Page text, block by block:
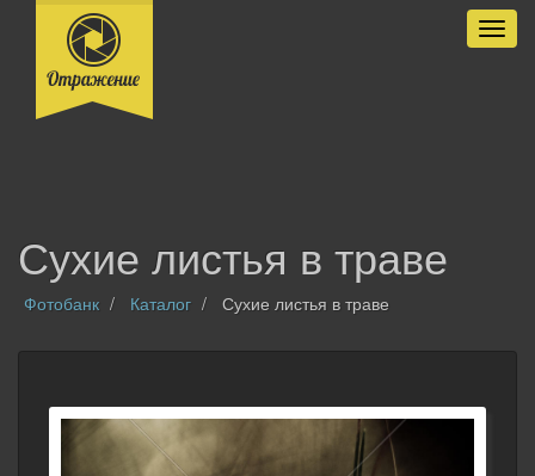
Сухие листья в траве
Фотобанк Каталог Сухие листья в траве